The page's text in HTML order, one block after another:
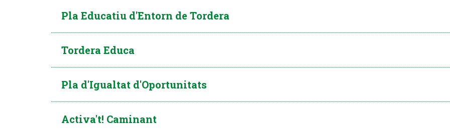
Pla Educatiu d'Entorn de Tordera
Tordera Educa
Pla d'Igualtat d'Oportunitats
Activa't! Caminant